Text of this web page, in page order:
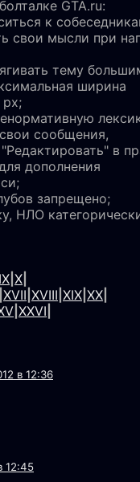
GTA.ru:
к
свои мысли при
тему
ширина
сообщения,
в
дополнения
запрещено;
НЛО
IX X
XVII XVIII XIX XX
XXVI
в 12:36
12:45